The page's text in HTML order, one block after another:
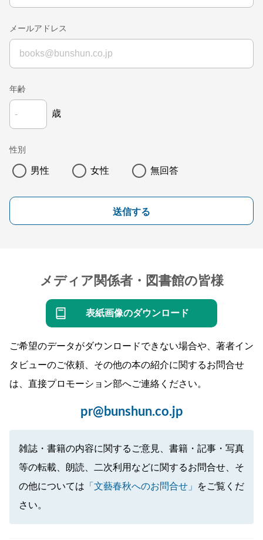
メールアドレス
年齢
歳
性別
男性 女性 無回答
送信する
メディア関係者・図書館の皆様
表紙画像のダウンロード
ご希望のデータがダウンロードできない場合や、著者イン
タビューのご依頼、その他の本の紹介に関するお問合せ
は、直接プロモーション部へご連絡ください。
pr@bunshun.co.jp
雑誌・書籍の内容に関するご意見、書籍・記事・写真
等の転載、朗読、二次利用などに関するお問合せ、そ
の他については 「文藝春秋へのお問合せ」
をご覧くだ
さい。